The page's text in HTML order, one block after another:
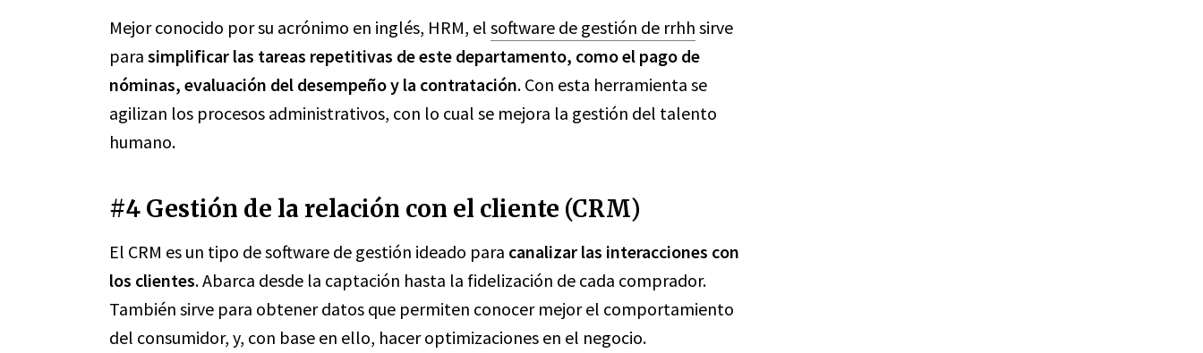
Mejor conocido por su acrónimo en inglés, HRM, el software de gestión de rrhh sirve
para simplificar las tareas repetitivas de este departamento, como el pago de
nóminas, evaluación del desempeño y la contratación. Con esta herramienta se
agilizan los procesos administrativos, con lo cual se mejora la gestión del talento
humano.
#4 Gestión de la relación con el cliente (CRM)
El CRM es un tipo de software de gestión ideado para canalizar las interacciones con
los clientes. Abarca desde la captación hasta la fidelización de cada comprador.
También sirve para obtener datos que permiten conocer mejor el comportamiento
del consumidor, y, con base en ello, hacer optimizaciones en el negocio.